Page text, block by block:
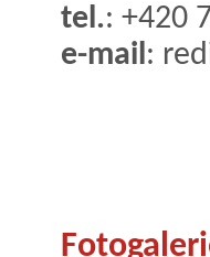
tel.: +420
e-mail :